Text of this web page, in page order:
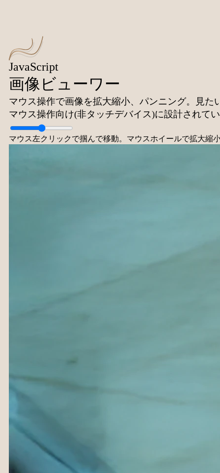
JavaScript
画像ビューワー
マウス操作で画像を拡大縮小、パンニング。見
マウス操作向け(非タッチデバイス)に設計されて
マウス左クリックで掴んで移動。マウスホイールで拡大縮